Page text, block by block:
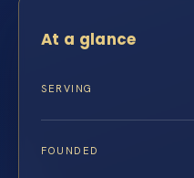
At a glance
SERVING
FOUNDED